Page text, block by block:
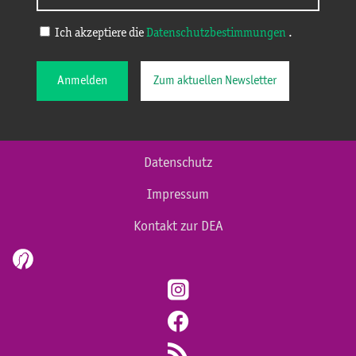
Ich akzeptiere die Datenschutzbestimmungen .
Anmelden Zum aktuellen Newsletter
Datenschutz
Impressum
Kontakt zur DEA